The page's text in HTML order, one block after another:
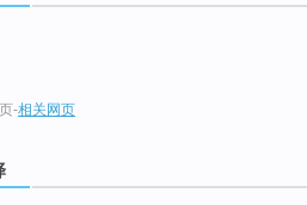
-相关网页